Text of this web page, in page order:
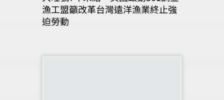
漁工盟籲改革台灣遠洋漁業終止強
迫勞動